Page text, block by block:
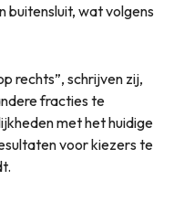
buitensluit, wat volgens
rechts”, schrijven zij,
fracties te
met het huidige
voor kiezers te